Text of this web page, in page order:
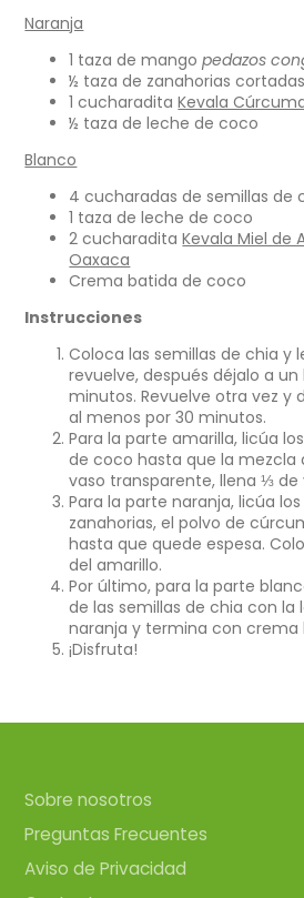
Naranja
1 taza de mangopedazos
½ taza de zanahorias cortadas
1 cucharaditaKevala
½ taza de leche de coco
Blanco
4 cucharadas de semillas de
1 taza de leche de coco
2 cucharaditaKevala Miel de
Oaxaca
Crema batida de coco
Instrucciones
Coloca las semillas de chia y
revuelve, después déjalo a un
minutos. Revuelve otra vez y
al menos por 30 minutos.
Para la parte amarilla, licúa
de coco hasta que la mezcla
vaso transparente, llena ⅓
Para la parte naranja, licúa
zanahorias, el polvo de
hasta que quede espesa.
del amarillo.
Por último, para la parte
de las semillas de chia con la
naranja y termina con crema
¡Disfruta!
Sobre nosotros
Preguntas Frecuentes
Aviso de Privacidad